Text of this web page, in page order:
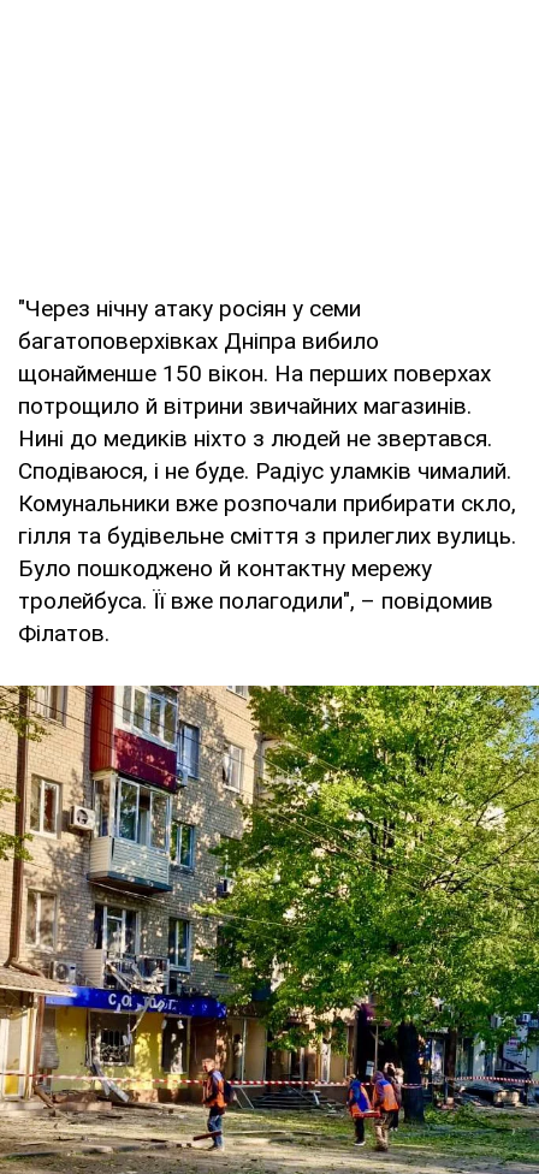
"Через нічну атаку росіян у семи
багатоповерхівках Дніпра вибило
щонайменше 150 вікон. На перших поверхах
потрощило й вітрини звичайних магазинів.
Нині до медиків ніхто з людей не звертався.
Сподіваюся, і не буде. Радіус уламків чималий.
Комунальники вже розпочали прибирати скло,
гілля та будівельне сміття з прилеглих вулиць.
Було пошкоджено й контактну мережу
тролейбуса. Її вже полагодили", – повідомив
Філатов.